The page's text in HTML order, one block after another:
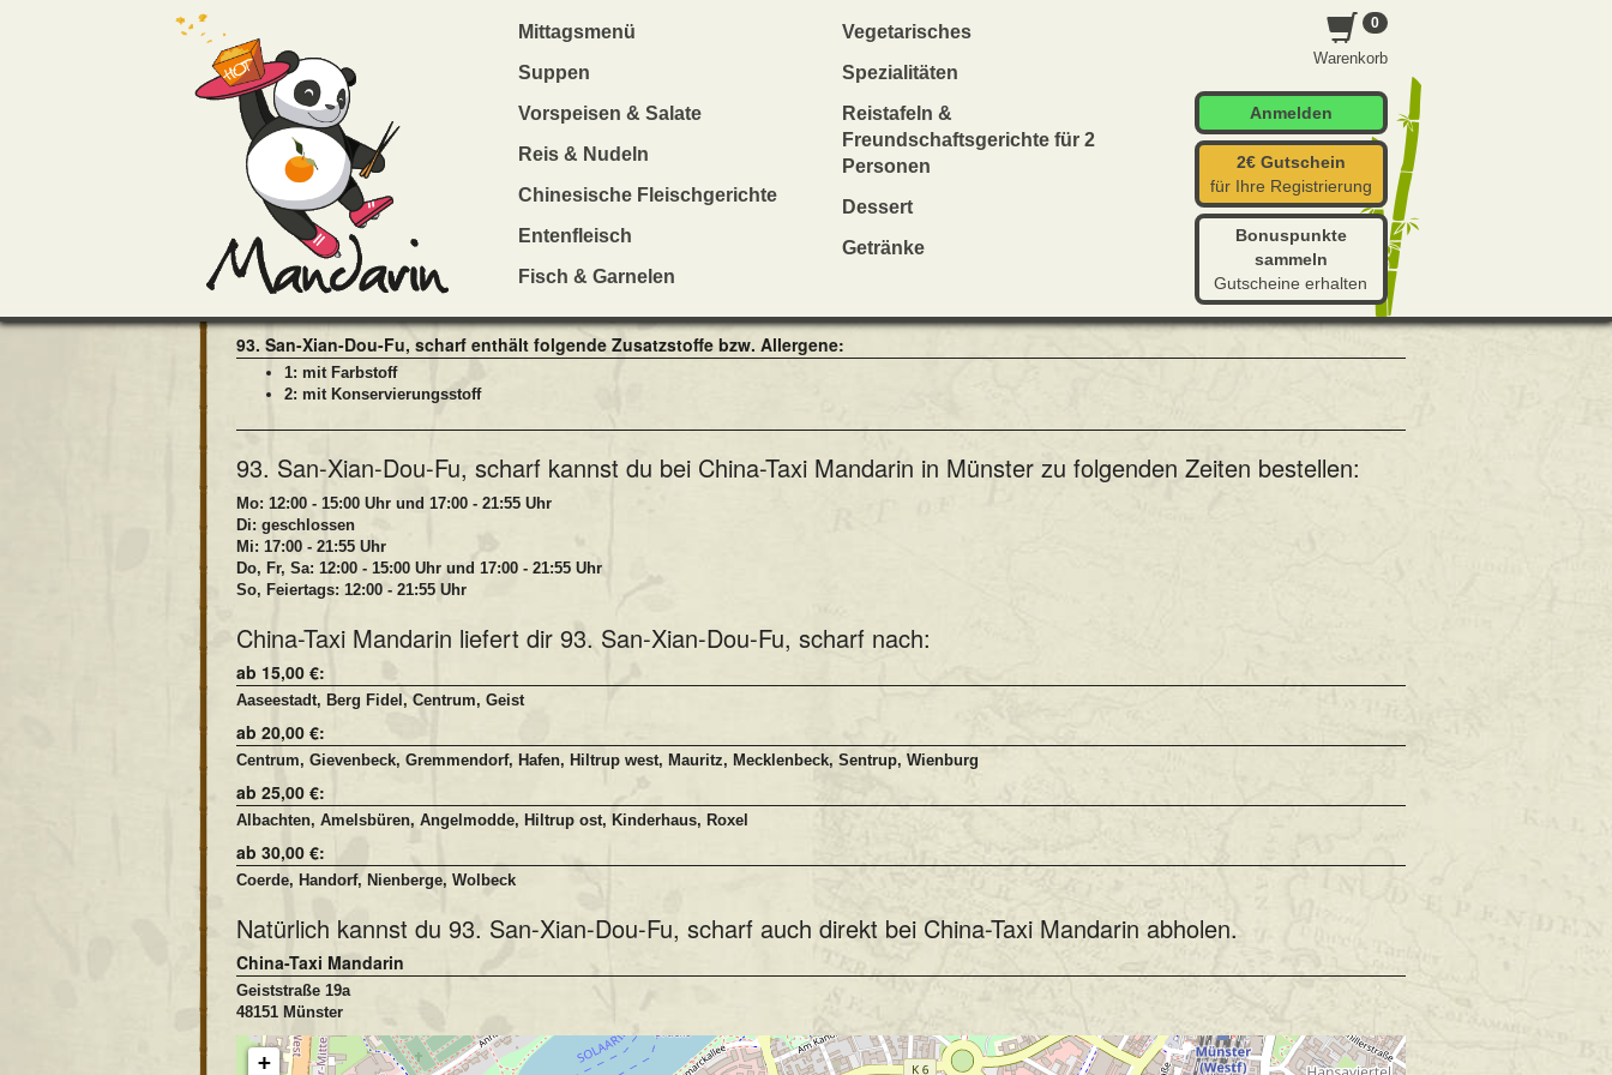
Mittagsmenü
Suppen
Vorspeisen & Salate
Reis & Nudeln
Chinesische Fleischgerichte
Entenfleisch
Fisch & Garnelen
Vegetarisches
Spezialitäten
Reistafeln &
Freundschaftsgerichte für 2
Personen
Dessert
Getränke
0
Warenkorb
Anmelden
2€ Gutschein
für Ihre Registrierung
Bonuspunkte
sammeln
Gutscheine erhalten
93. San-Xian-Dou-Fu, scharf
Großgarnelen, Hähnchenfilet, Schweinefleisch mit Gemüse
93. San-Xian-Dou-Fu, scharf in Münster bestellen (in den Warenkorb legen):
16,00 €
(Button klicken, um 93. San-Xian-Dou-Fu, scharf in den Warenkorb zu legen)
93. San-Xian-Dou-Fu, scharf enthält folgende Zusatzstoffe bzw. Allergene:
1: mit Farbstoff
2: mit Konservierungsstoff
93. San-Xian-Dou-Fu, scharf kannst du bei China-Taxi Mandarin in Münster zu folgenden Zeiten bestellen:
Mo: 12:00 - 15:00 Uhr und 17:00 - 21:55 Uhr
Di: geschlossen
Mi: 17:00 - 21:55 Uhr
Do, Fr, Sa: 12:00 - 15:00 Uhr und 17:00 - 21:55 Uhr
So, Feiertags: 12:00 - 21:55 Uhr
China-Taxi Mandarin liefert dir 93. San-Xian-Dou-Fu, scharf nach:
ab 15,00 €:
Aaseestadt, Berg Fidel, Centrum, Geist
ab 20,00 €:
Centrum, Gievenbeck, Gremmendorf, Hafen, Hiltrup west, Mauritz, Mecklenbeck, Sentrup, Wienburg
ab 25,00 €:
Albachten, Amelsbüren, Angelmodde, Hiltrup ost, Kinderhaus, Roxel
ab 30,00 €:
Coerde, Handorf, Nienberge, Wolbeck
Natürlich kannst du 93. San-Xian-Dou-Fu, scharf auch direkt bei China-Taxi Mandarin abholen.
China-Taxi Mandarin
Geiststraße 19a
48151 Münster
+